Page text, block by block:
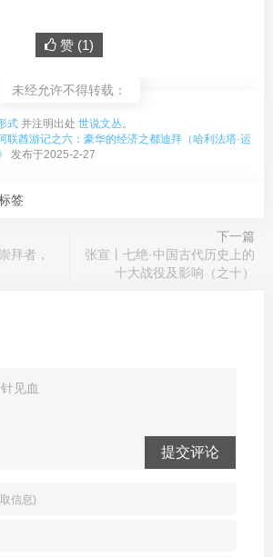
赞 (1)
未经允许不得转载：
式 并注明出处 世说文丛。
联酋游记之六：豪华的经济之都迪拜（哈利法塔·运
发布于2025-2-27
签
拜者，
下一篇
张宣丨七绝·中国古代历史上的
十大战役及影响（之十）
提交评论